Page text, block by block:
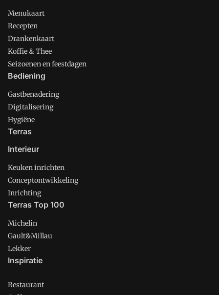
Menukaart
Recepten
Drankenkaart
Koffie & Thee
Seizoenen en feestdagen
Bediening
Gastbenadering
Digitalisering
Hygiëne
Terras
Interieur
Keuken inrichten
Conceptontwikkeling
Inrichting
Terras Top 100
Michelin
Gault&Millau
Lekker
Inspiratie
Restaurant